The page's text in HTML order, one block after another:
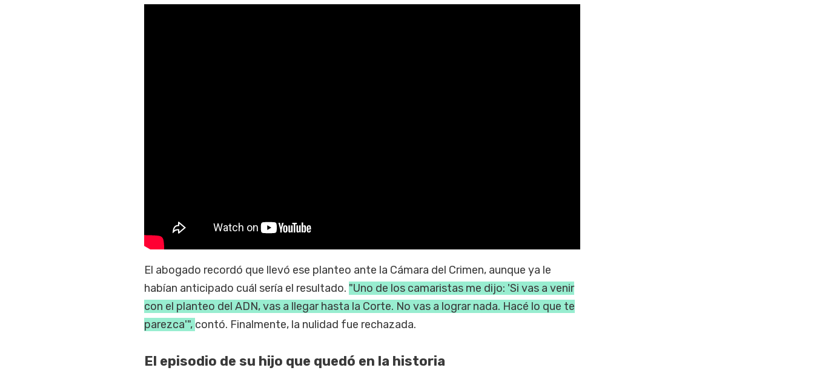
El abogado recordó que llevó ese planteo ante la Cámara del Crimen, aunque ya le
habían anticipado cuál sería el resultado. "Uno de los camaristas me dijo: 'Si vas a venir
con el planteo del ADN, vas a llegar hasta la Corte. No vas a lograr nada. Hacé lo que te
parezca'", contó. Finalmente, la nulidad fue rechazada.
El episodio de su hijo que quedó en la historia